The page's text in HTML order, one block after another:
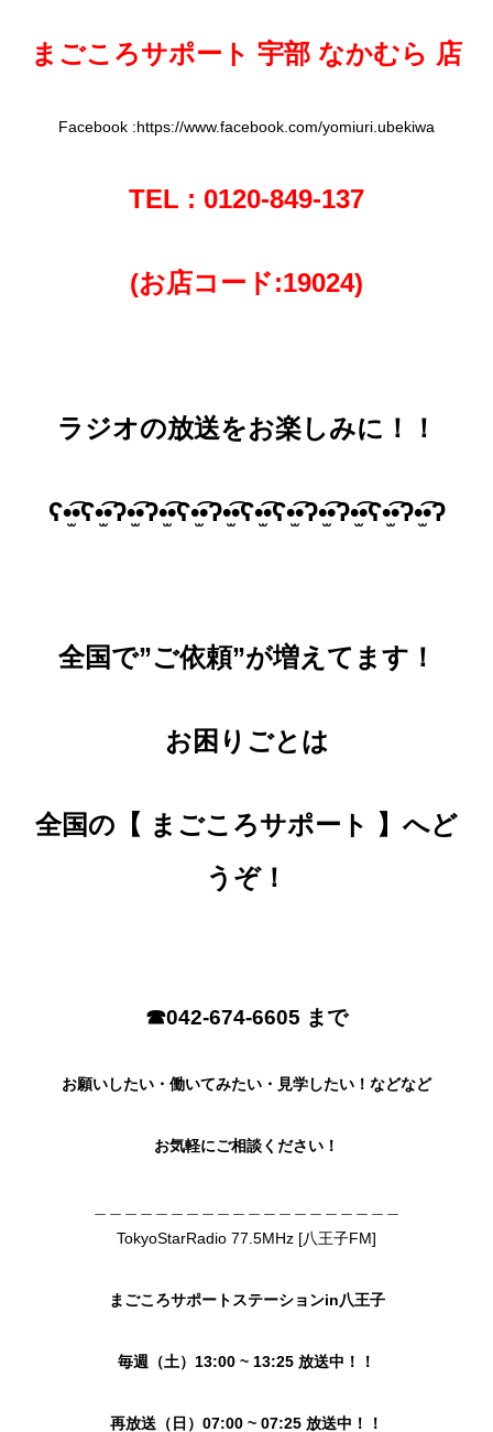
まごころサポート 宇部 なかむら 店
Facebook :https://www.facebook.com/yomiuri.ubekiwa
TEL : 0120-849-137
(お店コード:19024)
ラジオの放送をお楽しみに！！
ʕ•̫͡•ʕ•̫͡•ʔ•̫͡•ʔ•̫͡•ʕ•̫͡•ʔ•̫͡•ʕ•̫͡•ʕ•̫͡•ʔ•̫͡•ʔ•̫͡•ʕ•̫͡•ʔ•̫͡•ʔ
全国で”ご依頼”が増えてます！
お困りごとは
全国の【 まごころサポート 】へど
うぞ！
☎︎042-674-6605 まで
お願いしたい・ 働いてみたい・見学したい！ などなど
お気軽にご相談ください！
TokyoStarRadio 77.5MHz [八王子FM]
まごころサポートステーションin八王子
毎週（土）13:00 ~ 13:25 放送中！！
再放送（日）07:00 ~ 07:25 放送中！！